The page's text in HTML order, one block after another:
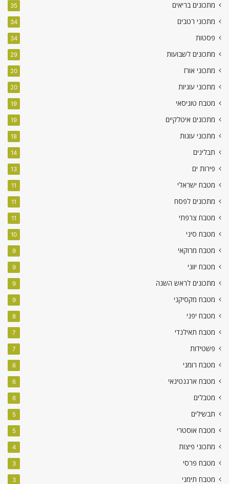
מתכונים בריאים 35
מתכוני רטבים 34
פסטות 34
מתכונים לשבועות 29
מתכוני אורז 20
מתכוני עוגיות 20
מטבח טוניסאי 19
מתכונים איטלקיים 19
מתכוני עוגות 18
תבלינים 14
פירות ים 13
מטבח ישראלי 11
מתכונים לפסח 11
מטבח צרפתי 11
מטבח סיני 10
מטבח מרוקאי 9
מטבח יווני 9
מתכונים לראש השנה 9
מטבח מקסיקני 9
מטבח יפני 8
מטבח תאילנדי 7
פשטידות 7
מטבח רומני 6
מטבח ארגנטינאי 6
מטבלים 6
תבשילים 5
מטבח אוסטרי 5
מתכוני פיצות 4
מטבח פרסי 3
מטבח תימני 3